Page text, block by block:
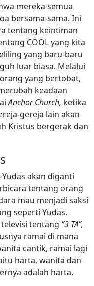
mereka semua
bersama-sama. Ini
tentang keintiman
COOL yang kita
yang baru-baru
luar biasa. Melalui
yang bertobat,
keadaan
Anchor Church, ketika
gereja lain akan
Kristus bergerak dan
akan diganti
tentang orang
mau menjadi saksi
seperti Yudas.
tentang ”3 TA”,
ramai di mana
cantik, ramai lagi
harta, wanita dan
adalah harta.